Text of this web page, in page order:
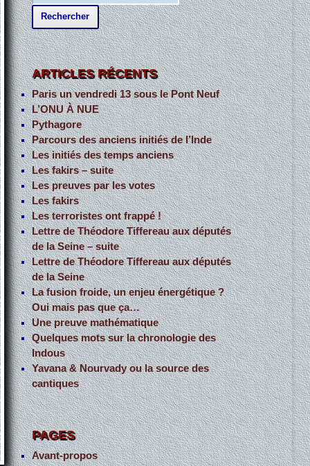
e
c
h
e
r
c
h
e
r
:
ARTICLES RÉCENTS
Paris un vendredi 13 sous le Pont Neuf
L’ONU À NUE
Pythagore
Parcours des anciens initiés de l’Inde
Les initiés des temps anciens
Les fakirs – suite
Les preuves par les votes
Les fakirs
Les terroristes ont frappé !
Lettre de Théodore Tiffereau aux députés
de la Seine – suite
Lettre de Théodore Tiffereau aux députés
de la Seine
La fusion froide, un enjeu énergétique ?
Oui mais pas que ça…
Une preuve mathématique
Quelques mots sur la chronologie des
Indous
Yavana & Nourvady ou la source des
cantiques
PAGES
Avant-propos